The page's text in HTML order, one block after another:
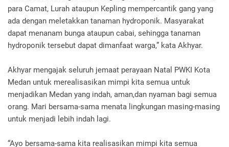
para Camat, Lurah ataupun Kepling mempercantik gang yang
ada dengan meletakkan tanaman hydroponik. Masyarakat
dapat menanam bunga ataupun cabai, sehingga tanaman
hydroponik tersebut dapat dimanfaat warga,” kata Akhyar.
Akhyar mengajak seluruh jemaat perayaan Natal PWKI Kota
Medan untuk merealisasikan mimpi kita semua untuk
menjadikan Medan yang indah, aman,dan nyaman bagi semua
orang. Mari bersama-sama menata lingkungan masing-masing
untuk menjadi lebih indah lagi.
“Ayo bersama-sama kita realisasikan mimpi kita semua